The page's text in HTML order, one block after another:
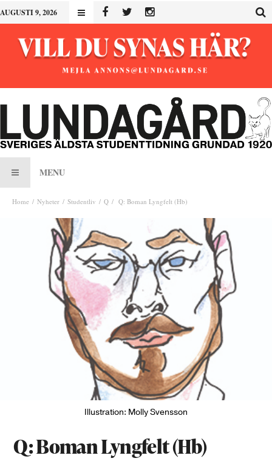
AUGUSTI 9, 2026
MENU
Home Nyheter Studentliv Q Q: Boman Lyngfelt (Hb)
Illustration: Molly Svensson
Q: Boman Lyngfelt (Hb)